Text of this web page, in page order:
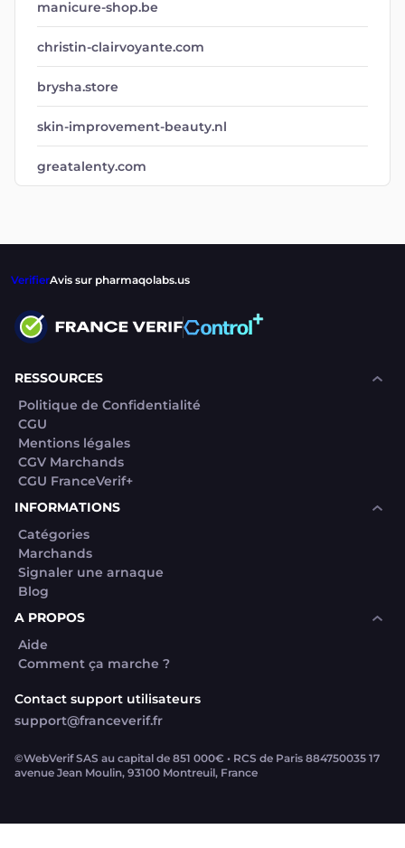
manicure-shop.be
christin-clairvoyante.com
brysha.store
skin-improvement-beauty.nl
greatalenty.com
VerifierAvis sur pharmaqolabs.us
RESSOURCES
Politique de Confidentialité
CGU
Mentions légales
CGV Marchands
CGU FranceVerif+
INFORMATIONS
Catégories
Marchands
Signaler une arnaque
Blog
A PROPOS
Aide
Comment ça marche ?
Contact support utilisateurs
support@franceverif.fr
©WebVerif SAS au capital de 851 000€ • RCS de Paris 884750035 17
avenue Jean Moulin, 93100 Montreuil, France